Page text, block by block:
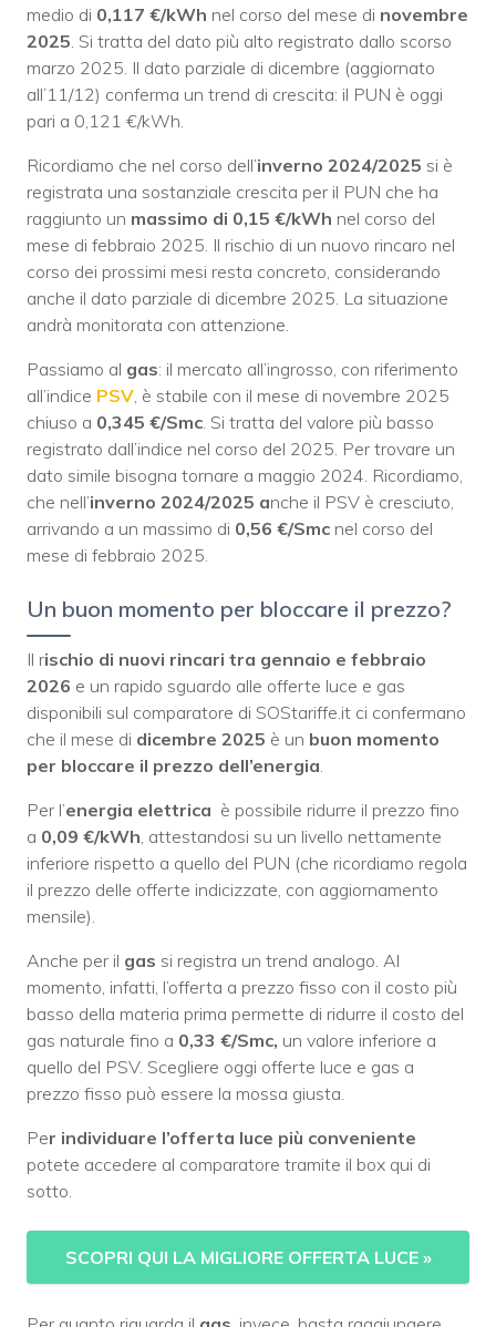
medio di 0,117 €/kWh nel corso del mese di novembre
2025 . Si tratta del dato più alto registrato dallo scorso
marzo 2025. Il dato parziale di dicembre (aggiornato
all’11/12) conferma un trend di crescita: il PUN è oggi
pari a 0,121 €/kWh.
Ricordiamo che nel corso dell’inverno 2024/2025 si è
registrata una sostanziale crescita per il PUN che ha
raggiunto un massimo di 0,15 €/kWh nel corso del
mese di febbraio 2025. Il rischio di un nuovo rincaro nel
corso dei prossimi mesi resta concreto, considerando
anche il dato parziale di dicembre 2025. La situazione
andrà monitorata con attenzione.
Passiamo al gas: il mercato all’ingrosso, con riferimento
all’indice PSV , è stabile con il mese di novembre 2025
chiuso a 0,345 €/Smc . Si tratta del valore più basso
registrato dall’indice nel corso del 2025. Per trovare un
dato simile bisogna tornare a maggio 2024. Ricordiamo,
che nell’inverno 2024/2025 anche il PSV è cresciuto,
arrivando a un massimo di 0,56 €/Smc nel corso del
mese di febbraio 2025.
Un buon momento per bloccare il prezzo?
Il rischio di nuovi rincari tra gennaio e febbraio
2026 e un rapido sguardo alle offerte luce e gas
disponibili sul comparatore di SOStariffe.it ci confermano
che il mese di dicembre 2025 è un buon momento
per bloccare il prezzo dell’energia
Per l’energia elettrica è possibile ridurre il prezzo fino
a 0,09 €/kWh , attestandosi su un livello nettamente
inferiore rispetto a quello del PUN (che ricordiamo regola
il prezzo delle offerte indicizzate, con aggiornamento
mensile).
Anche per il gas si registra un trend analogo. Al
momento, infatti, l’offerta a prezzo fisso con il costo più
basso della materia prima permette di ridurre il costo del
gas naturale fino a 0,33 €/Smc, un valore inferiore a
quello del PSV. Scegliere oggi offerte luce e gas a
prezzo fisso può essere la mossa giusta.
Per individuare l’offerta luce più conveniente
potete accedere al comparatore tramite il box qui di
sotto.
SCOPRI QUI LA MIGLIORE OFFERTA LUCE »